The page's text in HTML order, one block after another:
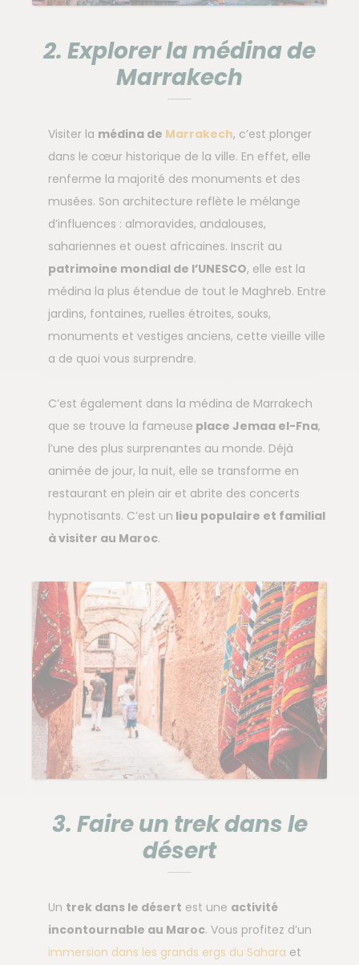
2. Explorer la médina de
Marrakech
Visiter la médina de Marrakech, c’est plonger
dans le cœur historique de la ville. En effet, elle
renferme la majorité des monuments et des
musées. Son architecture reflète le mélange
d’influences : almoravides, andalouses,
sahariennes et ouest africaines. Inscrit au
patrimoine mondial de l’UNESCO, elle est la
médina la plus étendue de tout le Maghreb. Entre
jardins, fontaines, ruelles étroites, souks,
monuments et vestiges anciens, cette vieille ville
a de quoi vous surprendre.
C’est également dans la médina de Marrakech
que se trouve la fameuse place Jemaa el-Fna,
l’une des plus surprenantes au monde. Déjà
animée de jour, la nuit, elle se transforme en
restaurant en plein air et abrite des concerts
hypnotisants. C’est un lieu populaire et familial
à visiter au Maroc.
3. Faire un trek dans le
désert
Un trek dans le désert est une activité
incontournable au Maroc. Vous profitez d’un
immersion dans les grands ergs du Sahara et